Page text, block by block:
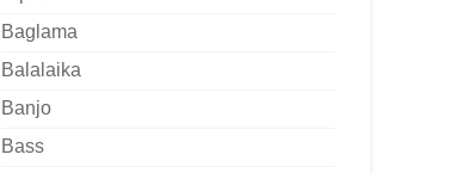
Baglama
Balalaika
Banjo
Bass